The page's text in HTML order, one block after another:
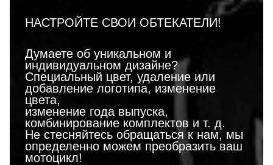
НАСТРОЙТЕ СВОИ ОБТЕКАТЕЛИ!
Думаете об уникальном и
индивидуальном дизайне?
Специальный цвет, удаление или
добавление логотипа, изменение
цвета,
изменение года выпуска,
комбинирование комплектов и т. д.
Не стесняйтесь обращаться к нам, мы
определенно можем преобразить ваш
мотоцикл!